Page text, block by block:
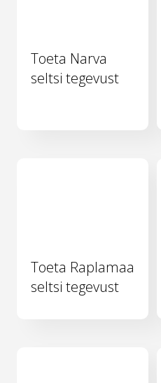
Toeta Narva
seltsi tegevust
Toeta Raplamaa
seltsi tegevust